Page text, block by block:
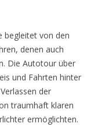
begleitet von den
denen auch
Die Autotour über
und Fahrten hinter
der
traumhaft klaren
ermöglichten.